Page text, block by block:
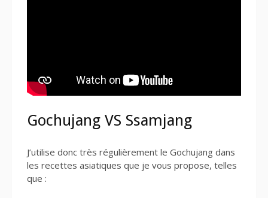
Gochujang VS Ssamjang
J’utilise donc très régulièrement le Gochujang dans
les recettes asiatiques que je vous propose, telles
que :